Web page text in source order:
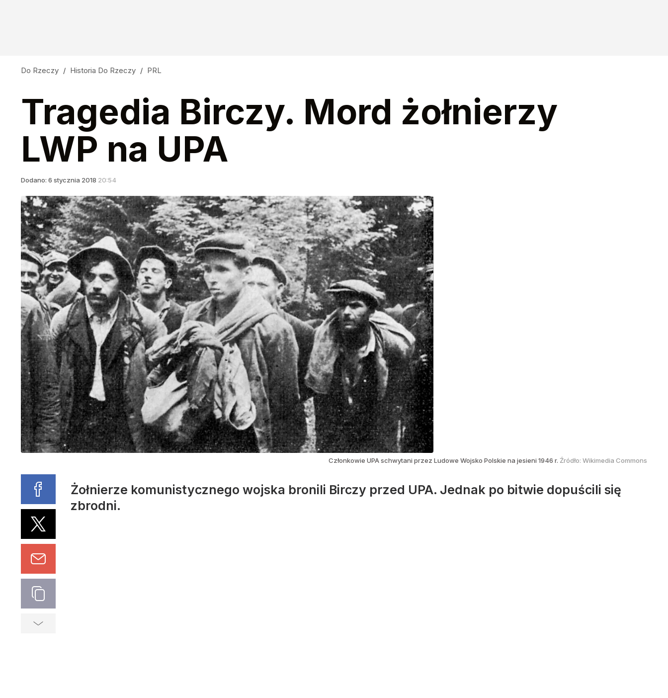
Do Rzeczy / Historia Do Rzeczy / PRL
Tragedia Birczy. Mord żołnierzy
LWP na UPA
Dodano: 6 stycznia 2018 20:54
Członkowie UPA schwytani przez Ludowe Wojsko Polskie na jesieni 1946 r. Źródło: Wikimedia Commons
Żołnierze komunistycznego wojska bronili Birczy przed UPA. Jednak po bitwie dopuścili się
zbrodni.